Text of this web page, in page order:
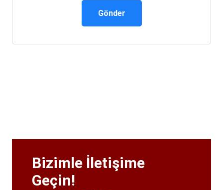
Gönder
Bizimle İletişime
Geçin!